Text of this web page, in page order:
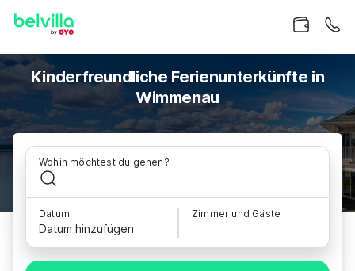
Kinderfreundliche Ferienunterkünfte in
Wimmenau
Wohin möchtest du gehen?
Datum
Datum hinzufügen
Zimmer und Gäste